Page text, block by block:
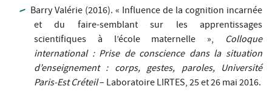
Barry Valérie (2016). « Influence de la cognition incarnée
et du faire-semblant sur les apprentissages
scientifiques à l’école maternelle », Colloque
international : Prise de conscience dans la situation
d’enseignement : corps, gestes, paroles, Université
Paris-Est Créteil– Laboratoire LIRTES, 25 et 26 mai 2016.